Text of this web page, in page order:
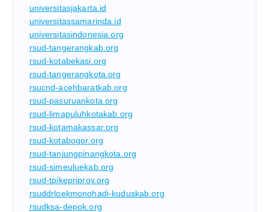
universitasjakarta.id
universitassamarinda.id
universitasindonesia.org
rsud-tangerangkab.org
rsud-kotabekasi.org
rsud-tangerangkota.org
rsucnd-acehbaratkab.org
rsud-pasuruankota.org
rsud-limapuluhkotakab.org
rsud-kotamakassar.org
rsud-kotabogor.org
rsud-tanjungpinangkota.org
rsud-simeuluekab.org
rsud-tpikepriprov.org
rsuddrloekmonohadi-kuduskab.org
rsudksa-depok.org